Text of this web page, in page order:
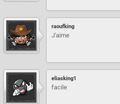
raoufking
J'aime
eliasking1
facile